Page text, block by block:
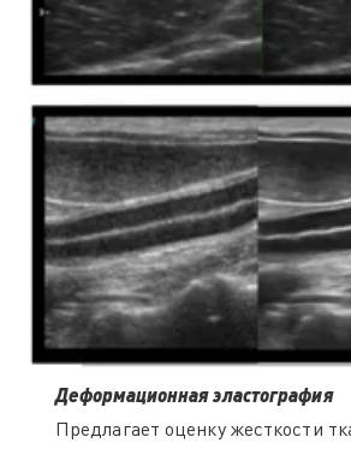
Деформационная эластография
Предлагает оценку жесткости